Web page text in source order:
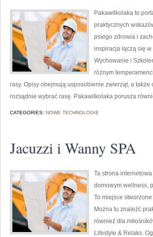
Pakawilkolaka to
praktycznych
psiego zdrowia i
inspiracja łączą się
Wychowanie i
różnym
rasy. Opisy obejmują usposobienie zwierząt, a
rozsądnie wybrać rasę. Pakawilkolaka porusza
CATEGORIES: NOWE TECHNOLOGIE
Jacuzzi i Wanny SPA
Ta strona
domowym wellness,
To miejsce
Można tu znaleźć
również dla
Lifestyle & Relaks.